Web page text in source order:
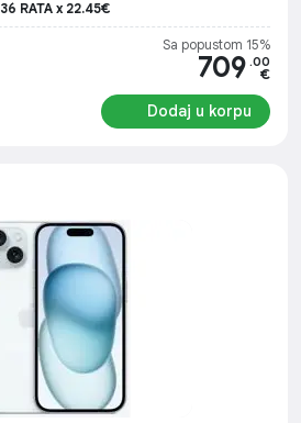
36 RATA x 22.45€
Sa popustom 15%
709 .00
€
Dodaj u korpu